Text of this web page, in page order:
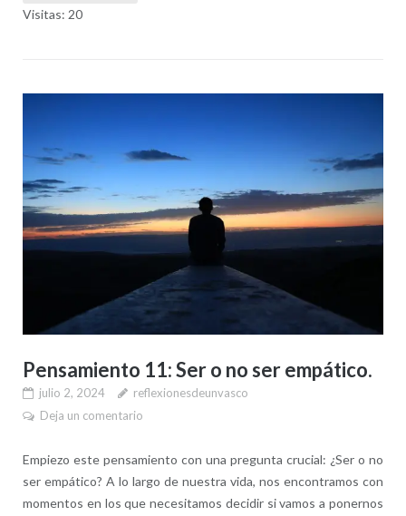
Visitas: 20
Pensamiento 11: Ser o no ser empático.
julio 2, 2024
reflexionesdeunvasco
Deja un comentario
Empiezo este pensamiento con una pregunta crucial: ¿Ser o no
ser empático? A lo largo de nuestra vida, nos encontramos con
momentos en los que necesitamos decidir si vamos a ponernos